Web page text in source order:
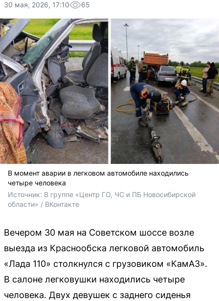
30 мая, 2026, 17:10 65
В момент аварии в легковом автомобиле находились
четыре человека
Источник: В группе «Центр ГО, ЧС и ПБ Новосибирской
области» / ВКонтакте
Вечером 30 мая на Советском шоссе возле
выезда из Краснообска легковой автомобиль
«Лада 110» столкнулся с грузовиком «КамАЗ».
В салоне легковушки находились четыре
человека. Двух девушек с заднего сиденья